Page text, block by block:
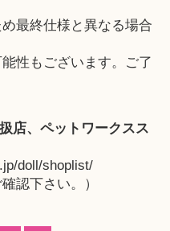
最終仕様と異なる場合
性もございます。ご了
店、 ペットワークスス
doll/shoplist/
下さい。）